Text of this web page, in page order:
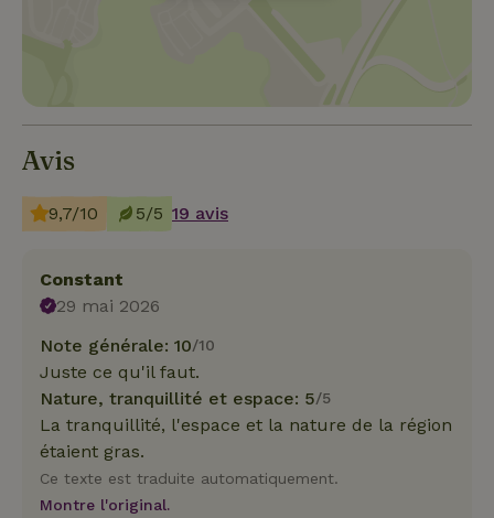
Avis
9,7/10 5/5 19 avis
Constant
29 mai 2026
Note générale: 10/10
Juste ce qu'il faut.
Nature, tranquillité et espace: 5/5
La tranquillité, l'espace et la nature de la région
étaient gras.
Ce texte est traduite automatiquement.
Montre l'original.